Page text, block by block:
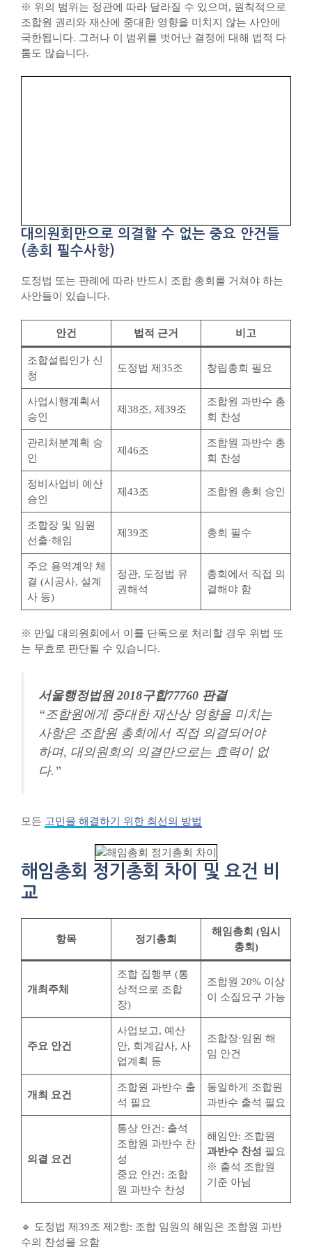
※ 위의 범위는 정관에 따라 달라질 수 있으며, 원칙적으로
조합원 권리와 재산에 중대한 영향을 미치지 않는 사안에
국한됩니다. 그러나 이 범위를 벗어난 결정에 대해 법적 다
툼도 많습니다.
대의원회만으로 의결할 수 없는 중요 안건들
(총회 필수사항)
도정법 또는 판례에 따라 반드시 조합 총회를 거쳐야 하는
사안들이 있습니다.
안건 법적 근거 비고
조합설립인가 신
청
도정법 제35조 창립총회 필요
사업시행계획서
승인
제38조, 제39조
조합원 과반수 총
회 찬성
관리처분계획 승
인
제46조
조합원 과반수 총
회 찬성
정비사업비 예산
승인
제43조 조합원 총회 승인
조합장 및 임원
선출·해임
제39조 총회 필수
주요 용역계약 체
결 (시공사, 설계
사 등)
정관, 도정법 유
권해석
총회에서 직접 의
결해야 함
※ 만일 대의원회에서 이를 단독으로 처리할 경우 위법 또
는 무효로 판단될 수 있습니다.
서울행정법원 2018구합77760 판결
“조합원에게 중대한 재산상 영향을 미치는
사항은 조합원 총회에서 직접 의결되어야
하며, 대의원회의 의결만으로는 효력이 없
다.”
모든 고민을 해결하기 위한 최선의 방법
해임총회 정기총회 차이 및 요건 비
교
항목 정기총회
해임총회 (임시
총회)
개최주체
조합 집행부 (통
상적으로 조합
장)
조합원 20% 이상
이 소집요구 가능
주요 안건
사업보고, 예산
안, 회계감사, 사
업계획 등
조합장·임원 해
임 안건
개최 요건
조합원 과반수 출
석 필요
동일하게 조합원
과반수 출석 필요
의결 요건
통상 안건: 출석
조합원 과반수 찬
성
중요 안건: 조합
원 과반수 찬성
해임안: 조합원
과반수 찬성 필요
※ 출석 조합원
기준 아님
🔹 도정법 제39조 제2항: 조합 임원의 해임은 조합원 과반
수의 찬성을 요함